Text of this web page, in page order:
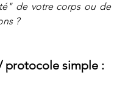
de votre corps ou de
?
protocole simple :